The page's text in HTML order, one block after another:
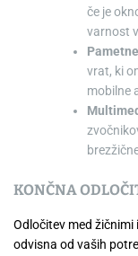
če je
varnost
vrat, ki
mobilne
KONČNA
Odločitev med
odvisna od vaših